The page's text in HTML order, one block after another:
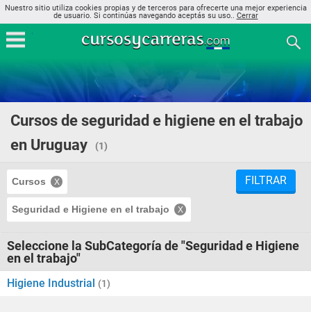
Nuestro sitio utiliza cookies propias y de terceros para ofrecerte una mejor experiencia
de usuario. Si continúas navegando aceptás su uso.. Cerrar
Cursos de seguridad e higiene en el trabajo
en Uruguay
(1)
Cursos
Seguridad e Higiene en el trabajo
FILTRAR
Seleccione la SubCategoría de "Seguridad e Higiene
en el trabajo"
Higiene Industrial (1)